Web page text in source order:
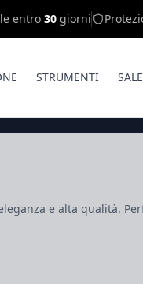
entro 30 giorni
STRUMENTI SALE
e alta qualità.